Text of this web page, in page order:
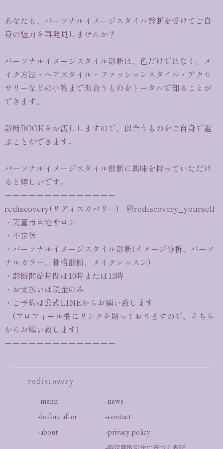
あなたも、パーソナルイメージスタイル診断を受けてご自
身の魅力を再発見しませんか？
パーソナルイメージスタイル診断は、色だけではなく、メ
イク方法・ヘアスタイル・ファッションスタイル・アクセ
サリーなどの小物まで似合うものをトータルで知ることが
できます。
診断BOOKをお渡ししますので、似合うものをご自身で選
ぶことができます。
パーソナルイメージスタイル診断に興味を持っていただけ
ると嬉しいです。
ーーーーーーーーーーーーーー
rediscovery(リディスカバリー) @rediscovery_yourself
・天童市自宅サロン
・不定休
・パーソナルイメージスタイル診断(イメージ分析、パーソ
ナルカラー、骨格診断、メイクレッスン)
・診断開始時間は10時または13時
・お支払いは現金のみ
・ご予約は公式LINEからお願い致します
(プロフィール欄にリンクを貼っておりますので、そちら
からお願い致します)
ーーーーーーーーーーーーーー
menu
before after
about
news
contact
privacy policy